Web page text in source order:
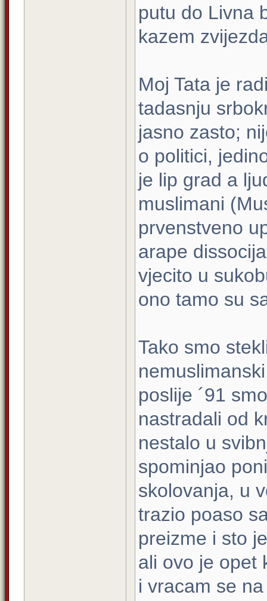
putu do Livna
kazem
Moj Tata je
tadasnju
jasno zasto;
o politici,
je lip grad a
muslimani
prvenstveno
arape
vjecito u
ono tamo su
Tako smo
poslije ´91
nastradali od
nestalo u
spominjao
skolovanja, u
trazio poaso
preizme i sto
ali ovo je opet
i vracam se